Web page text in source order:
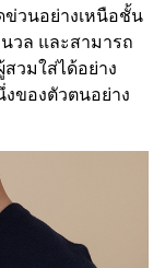
วนอย่างเหนือชั้น
วล และสามารถ
วมใส่ได้อย่าง
ของตัวตนอย่าง